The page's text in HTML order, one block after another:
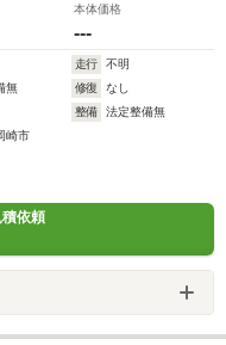
本体価格
---
走行
不明
無 修復
なし
整備
法定整備無
崎市
依頼